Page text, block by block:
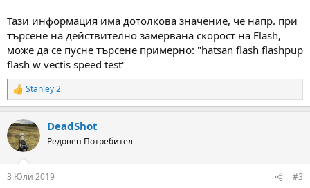
Тази информация има дотолкова значение, че напр. при
търсене на действително замервана скорост на Flash,
може да се пусне търсене примерно: "hatsan flash flashpup
flash w vectis speed test"
R
e
c
t
i
s
Stanley 2
DeadShot
Редовен Потребител
3 Юли 2019 #3